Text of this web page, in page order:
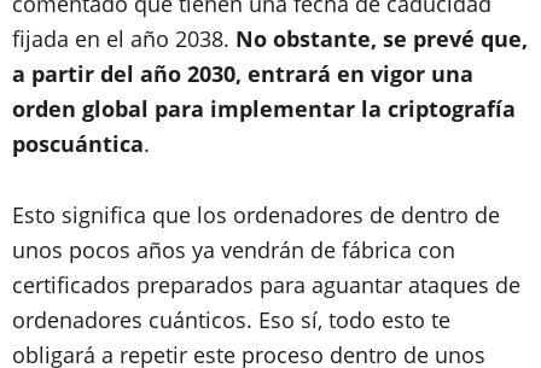
fijada en el año 2038. No obstante, se prevé que,
a partir del año 2030, entrará en vigor una
orden global para implementar la criptografía
poscuántica.
Esto significa que los ordenadores de dentro de
unos pocos años ya vendrán de fábrica con
certificados preparados para aguantar ataques de
ordenadores cuánticos. Eso sí, todo esto te
obligará a repetir este proceso dentro de unos